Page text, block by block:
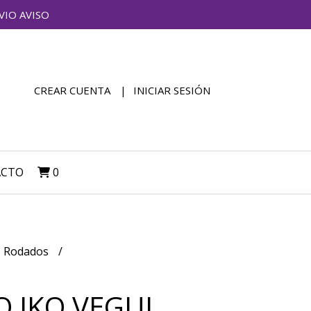
AVISO
CREAR CUENTA INICIAR SESIÓN
0
Rodados